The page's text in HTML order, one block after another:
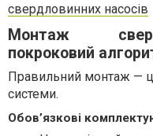
свердловинних насосів
Монтаж
покроковий
Правильний монтаж —
системи.
Обов’язкові